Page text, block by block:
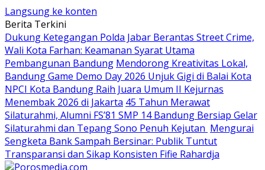
Langsung ke konten
Berita Terkini
Dukung Ketegangan Polda Jabar Berantas Street Crime,
Wali Kota Farhan: Keamanan Syarat Utama
Pembangunan Bandung Mendorong Kreativitas Lokal,
Bandung Game Demo Day 2026 Unjuk Gigi di Balai Kota
NPCI Kota Bandung Raih Juara Umum II Kejurnas
Menembak 2026 di Jakarta 45 Tahun Merawat
Silaturahmi, Alumni FS’81 SMP 14 Bandung Bersiap Gelar
Silaturahmi dan Tepang Sono Penuh Kejutan Mengurai
Sengketa Bank Sampah Bersinar: Publik Tuntut
Transparansi dan Sikap Konsisten Fifie Rahardja